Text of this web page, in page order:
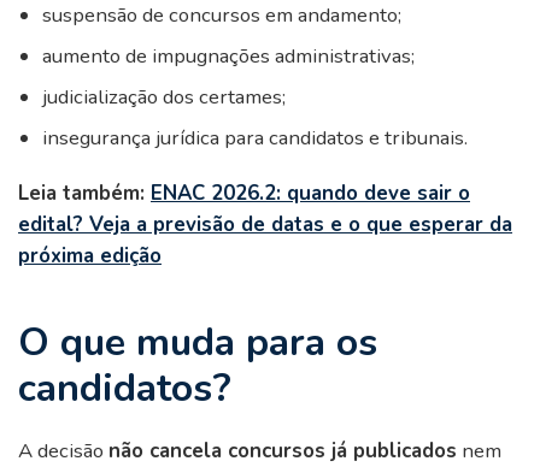
suspensão de concursos em andamento;
aumento de impugnações administrativas;
judicialização dos certames;
insegurança jurídica para candidatos e tribunais.
Leia também: ENAC 2026.2: quando deve sair o
edital? Veja a previsão de datas e o que esperar da
próxima edição
O que muda para os
candidatos?
A decisão não cancela concursos já publicados nem